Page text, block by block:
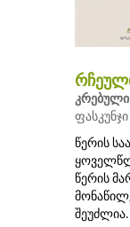
კრებული
ფასკუნჯი
წერის
წერის